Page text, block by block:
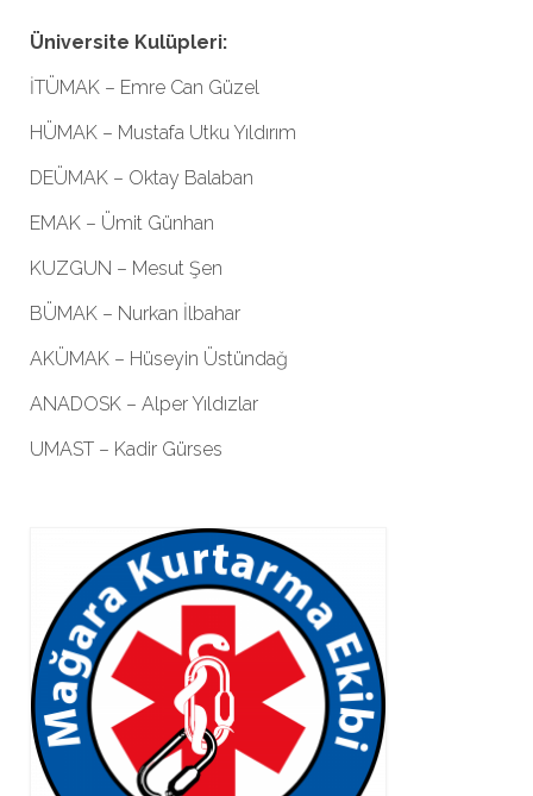
Üniversite Kulüpleri:
İTÜMAK – Emre Can Güzel
HÜMAK – Mustafa Utku Yıldırım
DEÜMAK – Oktay Balaban
EMAK – Ümit Günhan
KUZGUN – Mesut Şen
BÜMAK – Nurkan İlbahar
AKÜMAK – Hüseyin Üstündağ
ANADOSK – Alper Yıldızlar
UMAST – Kadir Gürses